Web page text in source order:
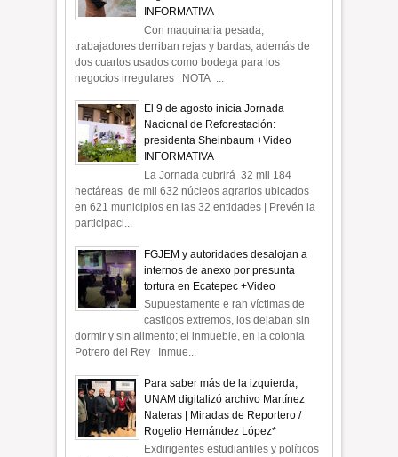
INFORMATIVA
Con maquinaria pesada,
trabajadores derriban rejas y bardas, además de
dos cuartos usados como bodega para los
negocios irregulares NOTA ...
El 9 de agosto inicia Jornada
Nacional de Reforestación:
presidenta Sheinbaum +Video
INFORMATIVA
La Jornada cubrirá 32 mil 184
hectáreas de mil 632 núcleos agrarios ubicados
en 621 municipios en las 32 entidades | Prevén la
participaci...
FGJEM y autoridades desalojan a
internos de anexo por presunta
tortura en Ecatepec +Video
Supuestamente e ran víctimas de
castigos extremos, los dejaban sin
dormir y sin alimento; el inmueble, en la colonia
Potrero del Rey Inmue...
Para saber más de la izquierda,
UNAM digitalizó archivo Martínez
Nateras | Miradas de Reportero /
Rogelio Hernández López*
Exdirigentes estudiantiles y políticos